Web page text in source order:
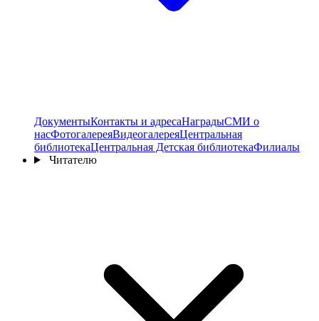
ДокументыКонтакты и адресаНаградыСМИ о
насФотогалереяВидеогалереяЦентральная
библиотекаЦентральная Детская библиотекаФилиалы
Читателю